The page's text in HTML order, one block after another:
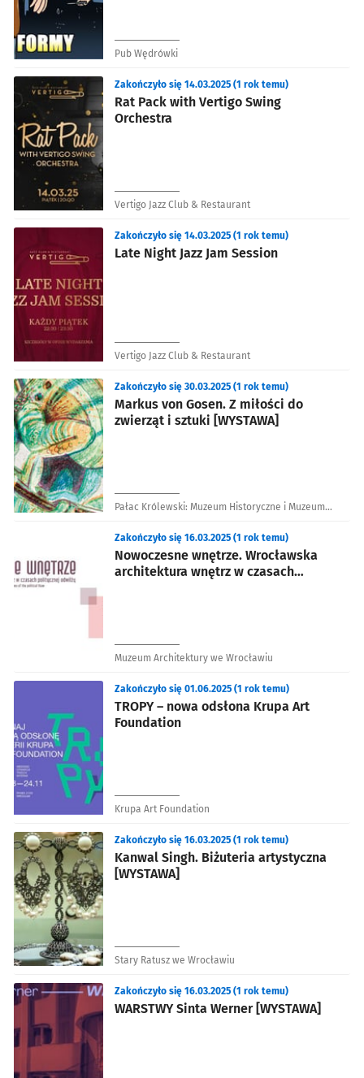
Pub Wędrówki
Rat Pack with Vertigo Swing
Orchestra
Zakończyło się 14.03.2025 (1 rok temu)
Vertigo Jazz Club & Restaurant
Late Night Jazz Jam Session
Zakończyło się 14.03.2025 (1 rok temu)
Vertigo Jazz Club & Restaurant
Markus von Gosen. Z miłości do
zwierząt i sztuki [WYSTAWA]
Zakończyło się 30.03.2025 (1 rok temu)
Pałac Królewski: Muzeum Historyczne i Muzeum
Nowoczesne wnętrze. Wrocławska
architektura wnętrz w czasach
Zakończyło się 16.03.2025 (1 rok temu)
Muzeum Architektury we Wrocławiu
TROPY – nowa odsłona Krupa Art
Foundation
Zakończyło się 01.06.2025 (1 rok temu)
Krupa Art Foundation
Kanwal Singh. Biżuteria artystyczna
[WYSTAWA]
Zakończyło się 16.03.2025 (1 rok temu)
Stary Ratusz we Wrocławiu
WARSTWY Sinta Werner [WYSTAWA]
Zakończyło się 16.03.2025 (1 rok temu)